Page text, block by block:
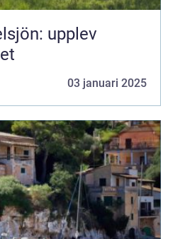
upplev
03 januari 2025